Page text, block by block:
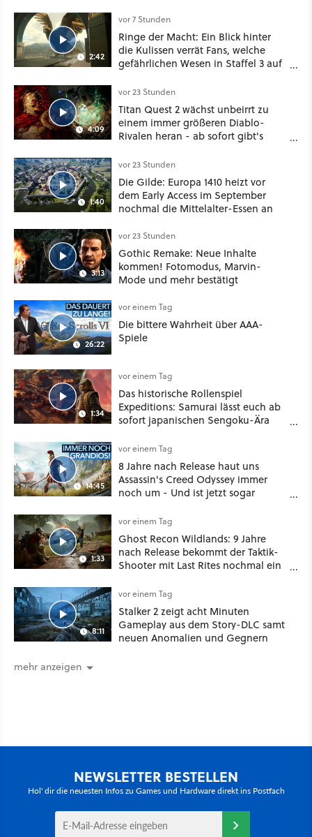
2:42
vor 7 Stunden
Ringe der Macht: Ein Blick hinter
die Kulissen verrät Fans, welche
gefährlichen Wesen in Staffel 3 auf
4:09
vor 23 Stunden
Titan Quest 2 wächst unbeirrt zu
einem immer größeren Diablo-
Rivalen heran - ab sofort gibt's
Klasse
1:40
vor 23 Stunden
Die Gilde: Europa 1410 heizt vor
dem Early Access im September
nochmal die Mittelalter-Essen an
3:13
vor 23 Stunden
Gothic Remake: Neue Inhalte
kommen! Fotomodus, Marvin-
Mode und mehr bestätigt
26:22
vor einem Tag
Die bittere Wahrheit über AAA-
Spiele
1:34
vor einem Tag
Das historische Rollenspiel
Expeditions: Samurai lässt euch ab
sofort japanischen Sengoku-Ära
oder Diplomatie
14:45
vor einem Tag
8 Jahre nach Release haut uns
Assassin's Creed Odyssey immer
noch um - Und ist jetzt sogar
1:33
vor einem Tag
Ghost Recon Wildlands: 9 Jahre
nach Release bekommt der Taktik-
Shooter mit Last Rites nochmal ein
8:11
vor einem Tag
Stalker 2 zeigt acht Minuten
Gameplay aus dem Story-DLC samt
neuen Anomalien und Gegnern
mehr anzeigen
NEWSLETTER BESTELLEN
Hol' dir die neuesten Infos zu Games und Hardware direkt ins Postfach